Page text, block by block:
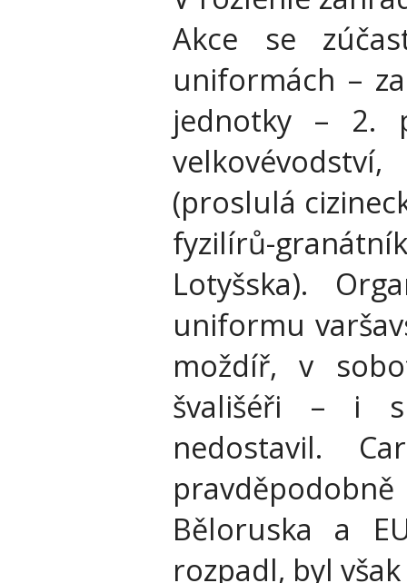
Akce se
uniformách –
jednotky – 2.
(proslulá
fyzilírů-
Lotyšska).
uniformu
moždíř, v
švališéři – i s
nedostavil.
Běloruska a
rozpadl, byl